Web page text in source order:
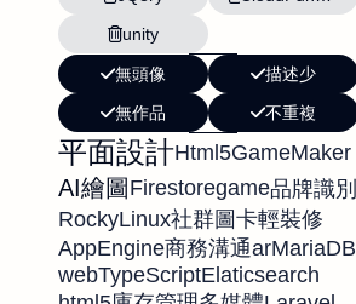
unity
無頭像
描述少
無作品
不重複
平面設計Html5GameMaker
AI繪圖 Firestoregame品牌識別
RockyLinux社群圖卡輕裝修
AppEngine商務溝通arMariaDB
webTypeScriptElaticsearch